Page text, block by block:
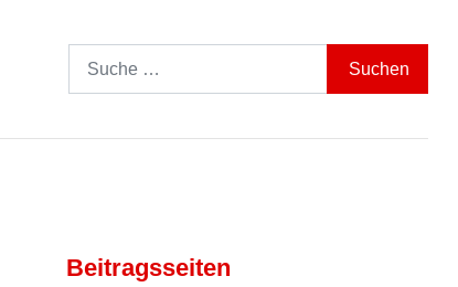
Suchen
Beitragsseiten